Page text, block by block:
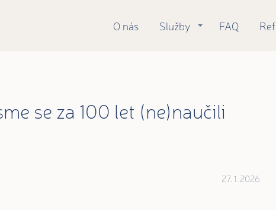
O nás Služby FAQ
se za 100 let (ne)naučili
27. 1. 2026